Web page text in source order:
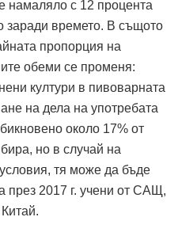
намаляло с 12 процента
заради времето. В същото
пропорция на
обеми се променя:
култури в пивоварната
на дела на употребата
около 17% от
но в случай на
тя може да бъде
през 2017 г. учени от САЩ,